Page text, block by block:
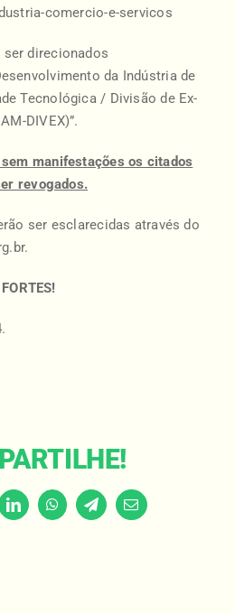
comercio-e-servicos
ser direcionados
da Indústria de
Tecnológica / Divisão de Ex-
DIVEX)”.
manifestações os citados
revogados.
ser esclarecidas através do
.
LinkedInWhatsAppTelegramEmail